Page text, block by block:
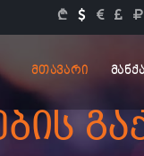
მთავარი